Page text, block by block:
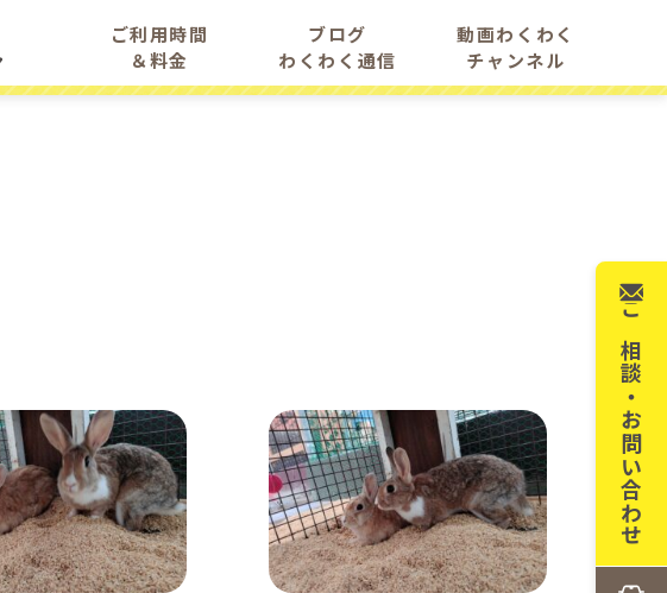
ご利用時間
＆料金
ブログ
わくわく通信
動画わくわく
チャンネル
ご相談・
お問い合わせ